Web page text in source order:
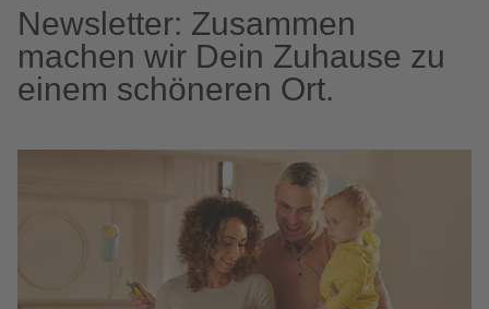
Newsletter: Zusammen
machen wir Dein Zuhause zu
einem schöneren Ort.